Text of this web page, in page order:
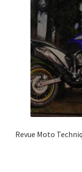
Revue Moto